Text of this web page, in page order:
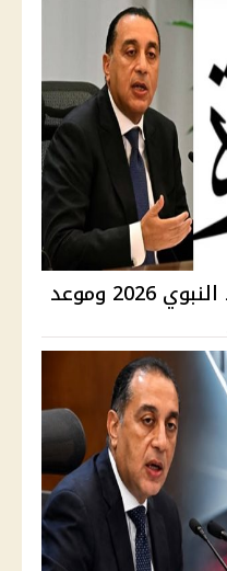
موقف ترحيل إجازة المولد النبوي 2026 وموعد